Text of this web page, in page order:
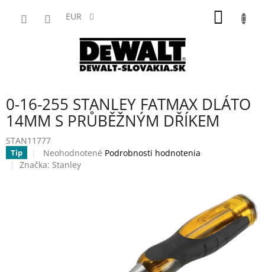
EUR
0-16-255 STANLEY FATMAX DLÁTO
14MM S PRŮBĚŽNÝM DŘÍKEM
STAN11777
Tip
Priemerné
hodnotenie
Neohodnotené Podrobnosti hodnotenia
Značka: Stanley